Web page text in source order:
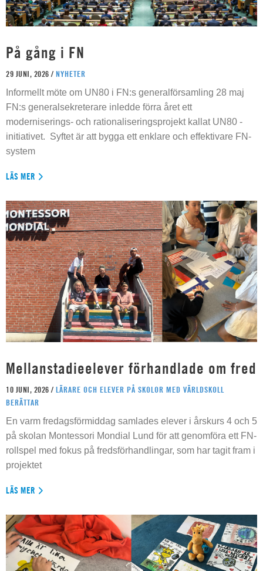
På gång i FN
29 JUNI, 2026 / NYHETER
Informellt möte om UN80 i FN:s generalförsamling 28 maj
FN:s generalsekreterare inledde förra året ett
moderniserings- och rationaliseringsprojekt kallat UN80 -
initiativet. Syftet är att bygga ett enklare och effektivare FN-
system
LÄS MER
Mellanstadieelever förhandlade om fred
10 JUNI, 2026 / LÄRARE OCH ELEVER PÅ SKOLOR MED VÄRLDSKOLL
BERÄTTAR
En varm fredagsförmiddag samlades elever i årskurs 4 och 5
på skolan Montessori Mondial Lund för att genomföra ett FN-
rollspel med fokus på fredsförhandlingar, som har tagit fram i
projektet
LÄS MER